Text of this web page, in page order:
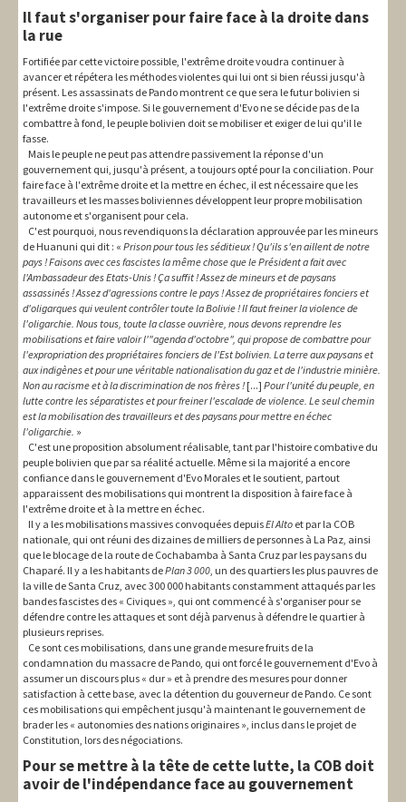
Il faut s'organiser pour faire face à la droite dans
la rue
Fortifiée par cette victoire possible, l'extrême droite voudra continuer à
avancer et répétera les méthodes violentes qui lui ont si bien réussi jusqu'à
présent. Les assassinats de Pando montrent ce que sera le futur bolivien si
l'extrême droite s'impose. Si le gouvernement d'Evo ne se décide pas de la
combattre à fond, le peuple bolivien doit se mobiliser et exiger de lui qu'il le
fasse.
Mais le peuple ne peut pas attendre passivement la réponse d'un
gouvernement qui, jusqu'à présent, a toujours opté pour la conciliation. Pour
faire face à l'extrême droite et la mettre en échec, il est nécessaire que les
travailleurs et les masses boliviennes développent leur propre mobilisation
autonome et s'organisent pour cela.
C'est pourquoi, nous revendiquons la déclaration approuvée par les mineurs
de Huanuni qui dit : « Prison pour tous les séditieux ! Qu'ils s'en aillent de notre
pays ! Faisons avec ces fascistes la même chose que le Président a fait avec
l'Ambassadeur des Etats-Unis ! Ça suffit ! Assez de mineurs et de paysans
assassinés ! Assez d'agressions contre le pays ! Assez de propriétaires fonciers et
d'oligarques qui veulent contrôler toute la Bolivie ! Il faut freiner la violence de
l'oligarchie. Nous tous, toute la classe ouvrière, nous devons reprendre les
mobilisations et faire valoir l'"agenda d'octobre", qui propose de combattre pour
l'expropriation des propriétaires fonciers de l'Est bolivien. La terre aux paysans et
aux indigènes et pour une véritable nationalisation du gaz et de l'industrie minière.
Non au racisme et à la discrimination de nos frères ! [...] Pour l'unité du peuple, en
lutte contre les séparatistes et pour freiner l'escalade de violence. Le seul chemin
est la mobilisation des travailleurs et des paysans pour mettre en échec
l'oligarchie. »
C'est une proposition absolument réalisable, tant par l'histoire combative du
peuple bolivien que par sa réalité actuelle. Même si la majorité a encore
confiance dans le gouvernement d'Evo Morales et le soutient, partout
apparaissent des mobilisations qui montrent la disposition à faire face à
l'extrême droite et à la mettre en échec.
Il y a les mobilisations massives convoquées depuisEl Alto et par la COB
nationale, qui ont réuni des dizaines de milliers de personnes à La Paz, ainsi
que le blocage de la route de Cochabamba à Santa Cruz par les paysans du
Chaparé. Il y a les habitants dePlan 3 000, un des quartiers les plus pauvres de
la ville de Santa Cruz, avec 300 000 habitants constamment attaqués par les
bandes fascistes des « Civiques », qui ont commencé à s'organiser pour se
défendre contre les attaques et sont déjà parvenus à défendre le quartier à
plusieurs reprises.
Ce sont ces mobilisations, dans une grande mesure fruits de la
condamnation du massacre de Pando, qui ont forcé le gouvernement d'Evo à
assumer un discours plus « dur » et à prendre des mesures pour donner
satisfaction à cette base, avec la détention du gouverneur de Pando. Ce sont
ces mobilisations qui empêchent jusqu'à maintenant le gouvernement de
brader les « autonomies des nations originaires », inclus dans le projet de
Constitution, lors des négociations.
Pour se mettre à la tête de cette lutte, la COB doit
avoir de l'indépendance face au gouvernement